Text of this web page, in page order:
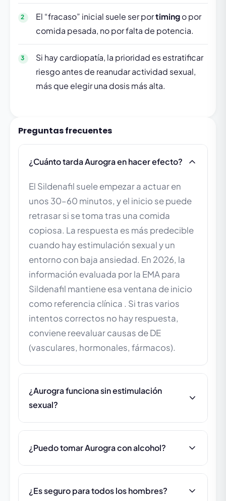
El “fracaso” inicial suele ser portimingo por
comida pesada, no por falta de potencia.
Si hay cardiopatía, la prioridad es estratificar
riesgo antes de reanudar actividad sexual,
más que elegir una dosis más alta.
Preguntas frecuentes
¿Cuánto tarda Aurogra en hacer efecto?
El Sildenafil suele empezar a actuar en
unos 30–60 minutos, y el inicio se puede
retrasar si se toma tras una comida
copiosa. La respuesta es más predecible
cuando hay estimulación sexual y un
entorno con baja ansiedad. En 2026, la
información evaluada por la EMA para
Sildenafil mantiene esa ventana de inicio
como referencia clínica . Si tras varios
intentos correctos no hay respuesta,
conviene reevaluar causas de DE
(vasculares, hormonales, fármacos).
¿Aurogra funciona sin estimulación
sexual?
¿Puedo tomar Aurogra con alcohol?
¿Es seguro para todos los hombres?